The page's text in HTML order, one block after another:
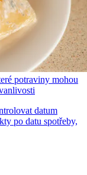
potraviny mohou
datum
po datu spotřeby,